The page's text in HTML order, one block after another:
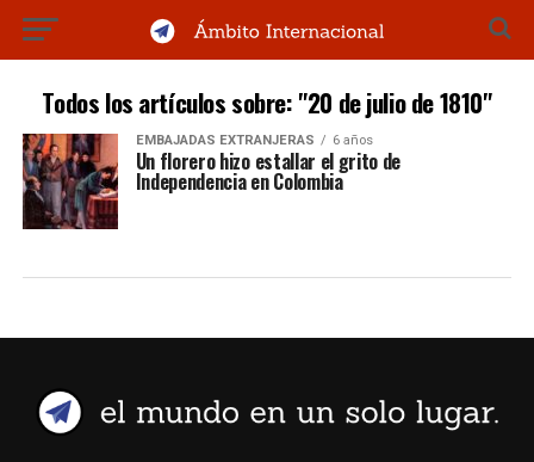
Todos los artículos sobre: "20 de julio de 1810"
EMBAJADAS EXTRANJERAS 6 años
Un florero hizo estallar el grito de
Independencia en Colombia